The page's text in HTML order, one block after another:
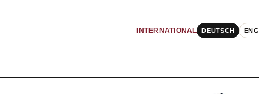
INTERNATIONAL DEUTSCH